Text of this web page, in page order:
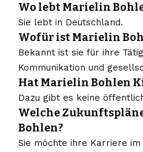
Wo lebt Marielin
Sie lebt in Deutschland.
Wofür ist Marielin
Bekannt ist sie für ihre
Kommunikation und
Hat Marielin Bohlen
Dazu gibt es keine
Welche
Bohlen?
Sie möchte ihre Karriere